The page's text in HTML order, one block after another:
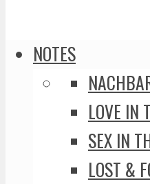
NOTES
LOVE IN
SEX IN
LOST &